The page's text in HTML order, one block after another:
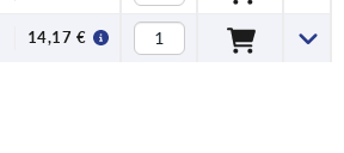
14,17 €